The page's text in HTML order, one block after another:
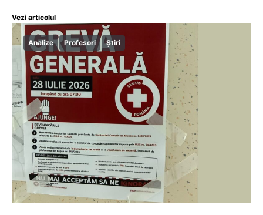
Vezi articolul
Analize Profesori Știri